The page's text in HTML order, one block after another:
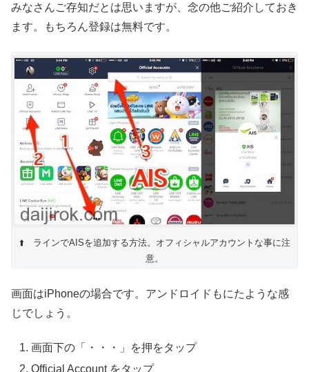
みなさんご存知だとは思いますが、念の他ご紹介しておき
ます。もちろん登録は無料です。
⬆️ ラインでAISを追加する方法。オフィシャルアカウントな事に注
意。
画面はiPhoneの場合です。アンドロイドもにたような感
じでしょう。
画面下の「・・・」を押をタップ
Official Account をタップ